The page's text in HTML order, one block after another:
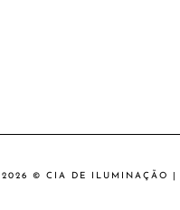
2026 © CIA DE ILUMINAÇÃO |